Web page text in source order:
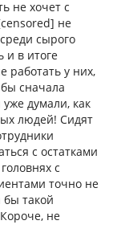
не хочет с
не
сырого
и в итоге
работать у них,
сначала
думали, как
людей! Сидят
с остатками
с
точно не
такой
не